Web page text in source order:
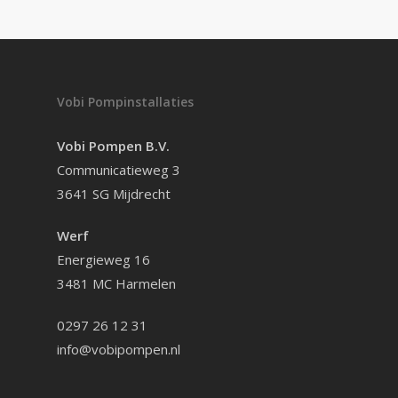
Vobi Pompinstallaties
Vobi Pompen B.V.
Communicatieweg 3
3641 SG Mijdrecht
Werf
Energieweg 16
3481 MC Harmelen
0297 26 12 31
info@vobipompen.nl